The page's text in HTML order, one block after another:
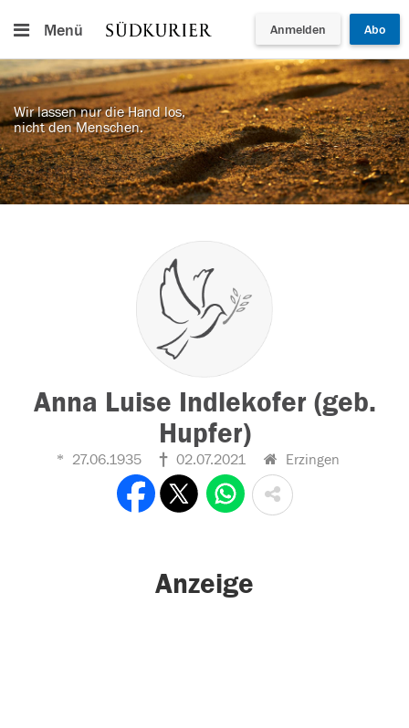
Menü Anmelden Abo
Wir lassen nur die Hand los,
nicht den Menschen.
Anna Luise Indlekofer (geb.
Hupfer)
27.06.1935 02.07.2021 Erzingen
Anzeige